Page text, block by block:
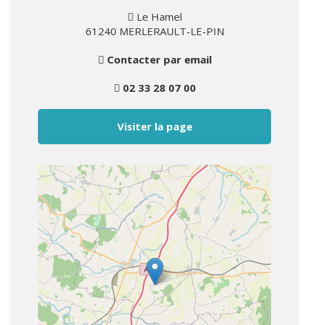
Le Hamel
61240 MERLERAULT-LE-PIN
Contacter par email
02 33 28 07 00
Visiter la page